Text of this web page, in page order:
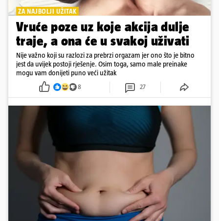
ZA NAJBOLJI UŽITAK
Vruće poze uz koje akcija dulje
traje, a ona će u svakoj uživati
Nije važno koji su razlozi za prebrzi orgazam jer ono što je bitno
jest da uvijek postoji rješenje. Osim toga, samo male preinake
mogu vam donijeti puno veći užitak
8 27